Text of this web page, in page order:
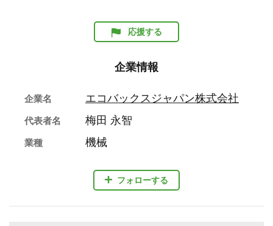
応援する
企業情報
フォローする
企業名 エコバックスジャパン株式会社
代表者名 梅田 永智
業種 機械